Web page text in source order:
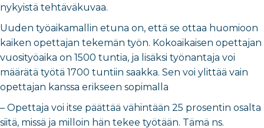
nykyistä tehtäväkuvaa.
Uuden työaikamallin etuna on, että se ottaa huomioon
kaiken opettajan tekemän työn. Kokoaikaisen opettajan
vuosityöaika on 1500 tuntia, ja lisäksi työnantaja voi
määrätä työtä 1700 tuntiin saakka. Sen voi ylittää vain
opettajan kanssa erikseen sopimalla
– Opettaja voi itse päättää vähintään 25 prosentin osalta
siitä, missä ja milloin hän tekee työtään. Tämä ns.